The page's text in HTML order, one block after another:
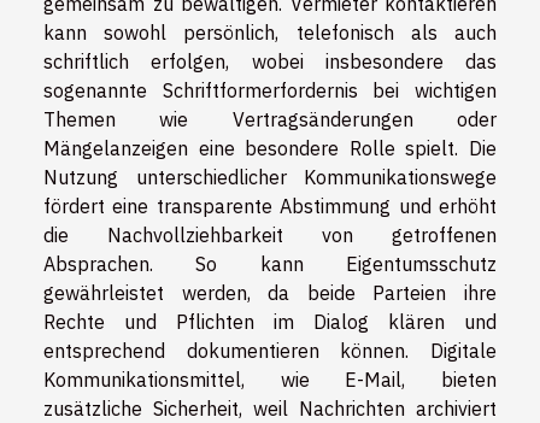
kann sowohl persönlich, telefonisch als auch
schriftlich erfolgen, wobei insbesondere das
sogenannte Schriftformerfordernis bei wichtigen
Themen wie Vertragsänderungen oder
Mängelanzeigen eine besondere Rolle spielt. Die
Nutzung unterschiedlicher Kommunikationswege
fördert eine transparente Abstimmung und erhöht
die Nachvollziehbarkeit von getroffenen
Absprachen. So kann Eigentumsschutz
gewährleistet werden, da beide Parteien ihre
Rechte und Pflichten im Dialog klären und
entsprechend dokumentieren können. Digitale
Kommunikationsmittel, wie E-Mail, bieten
zusätzliche Sicherheit, weil Nachrichten archiviert